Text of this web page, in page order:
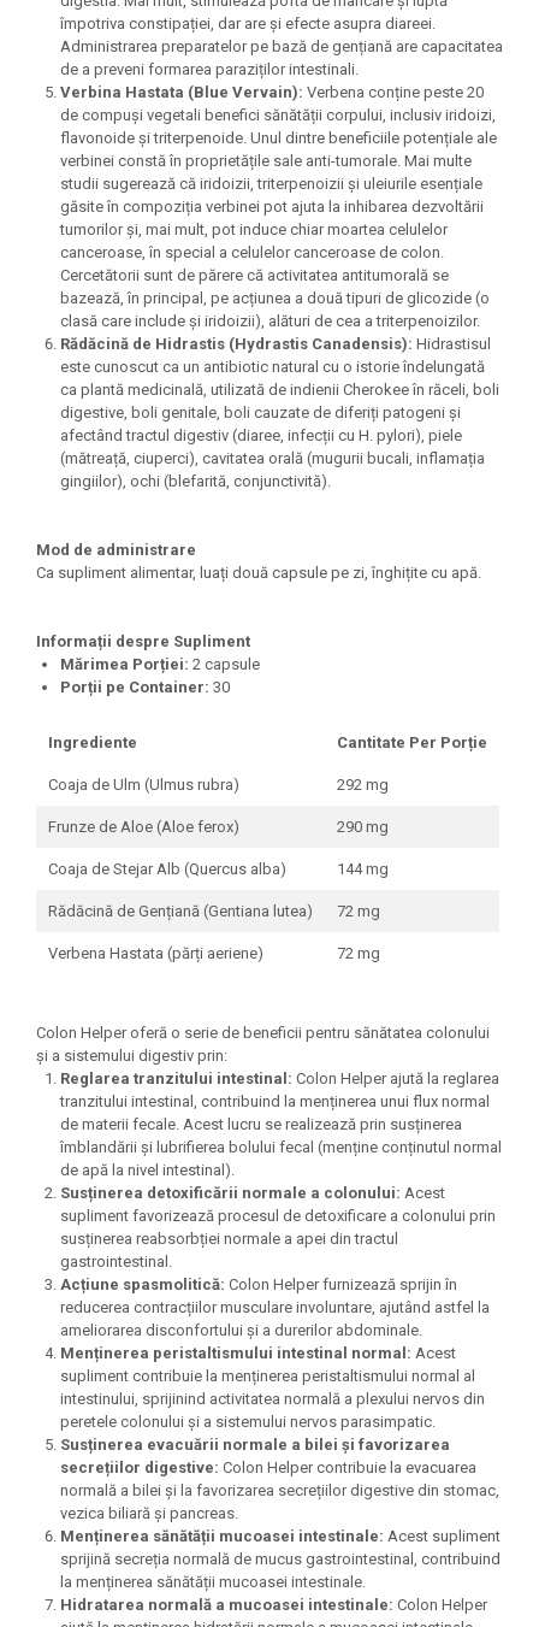
împotriva constipației, dar are și efecte asupra diareei.
Administrarea preparatelor pe bază de gențiană are capacitatea
de a preveni formarea paraziților intestinali.
Verbina Hastata (Blue Vervain): Verbena conține peste 20
de compuși vegetali benefici sănătății corpului, inclusiv iridoizi,
flavonoide și triterpenoide. Unul dintre beneficiile potențiale ale
verbinei constă în proprietățile sale anti-tumorale. Mai multe
studii sugerează că iridoizii, triterpenoizii și uleiurile esențiale
găsite în compoziția verbinei pot ajuta la inhibarea dezvoltării
tumorilor și, mai mult, pot induce chiar moartea celulelor
canceroase, în special a celulelor canceroase de colon.
Cercetătorii sunt de părere că activitatea antitumorală se
bazează, în principal, pe acțiunea a două tipuri de glicozide (o
clasă care include și iridoizii), alături de cea a triterpenoizilor.
Rădăcină de Hidrastis (Hydrastis Canadensis): Hidrastisul
este cunoscut ca un antibiotic natural cu o istorie îndelungată
ca plantă medicinală, utilizată de indienii Cherokee în răceli, boli
digestive, boli genitale, boli cauzate de diferiți patogeni și
afectând tractul digestiv (diaree, infecții cu H. pylori), piele
(mătreață, ciuperci), cavitatea orală (mugurii bucali, inflamația
gingiilor), ochi (blefarită, conjunctivită).
Mod de administrare
Ca supliment alimentar, luați două capsule pe zi, înghițite cu apă.
Informații despre Supliment
Mărimea Porției: 2 capsule
Porții pe Container: 30
Ingrediente Cantitate Per Porție
Coaja de Ulm (Ulmus rubra) 292 mg
Frunze de Aloe (Aloe ferox) 290 mg
Coaja de Stejar Alb (Quercus alba) 144 mg
Rădăcină de Gențiană (Gentiana lutea) 72 mg
Verbena Hastata (părți aeriene) 72 mg
Colon Helper oferă o serie de beneficii pentru sănătatea colonului
și a sistemului digestiv prin:
Reglarea tranzitului intestinal: Colon Helper ajută la reglarea
tranzitului intestinal, contribuind la menținerea unui flux normal
de materii fecale. Acest lucru se realizează prin susținerea
îmblandării și lubrifierea bolului fecal (menține conținutul normal
de apă la nivel intestinal).
Susținerea detoxificării normale a colonului: Acest
supliment favorizează procesul de detoxificare a colonului prin
susținerea reabsorbției normale a apei din tractul
gastrointestinal.
Acțiune spasmolitică: Colon Helper furnizează sprijin în
reducerea contracțiilor musculare involuntare, ajutând astfel la
ameliorarea disconfortului și a durerilor abdominale.
Menținerea peristaltismului intestinal normal: Acest
supliment contribuie la menținerea peristaltismului normal al
intestinului, sprijinind activitatea normală a plexului nervos din
peretele colonului și a sistemului nervos parasimpatic.
Susținerea evacuării normale a bilei și favorizarea
secrețiilor digestive: Colon Helper contribuie la evacuarea
normală a bilei și la favorizarea secrețiilor digestive din stomac,
vezica biliară și pancreas.
Menținerea sănătății mucoasei intestinale: Acest supliment
sprijină secreția normală de mucus gastrointestinal, contribuind
la menținerea sănătății mucoasei intestinale.
Hidratarea normală a mucoasei intestinale: Colon Helper